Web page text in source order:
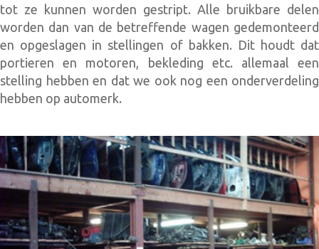
tot ze kunnen worden gestript. Alle bruikbare delen
worden dan van de betreffende wagen gedemonteerd
en opgeslagen in stellingen of bakken. Dit houdt dat
portieren en motoren, bekleding etc. allemaal een
stelling hebben en dat we ook nog een onderverdeling
hebben op automerk.